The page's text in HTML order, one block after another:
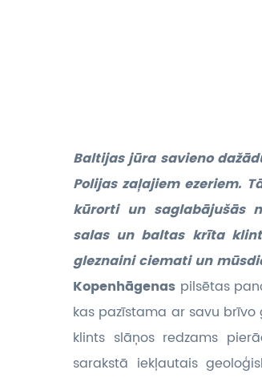
Baltijas jūra savieno
Polijas zaļajiem ezeriem.
kūrorti un saglabājušās
salas un baltas krīta
gleznaini ciemati un
Kopenhāgenas pilsētas
kas pazīstama ar savu
klints slāņos redzams
sarakstā iekļautais